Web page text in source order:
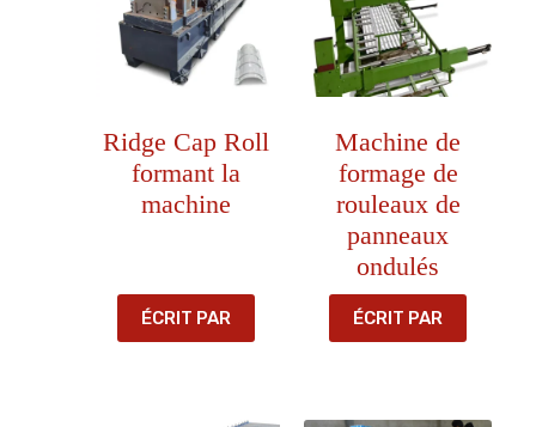
Ridge Cap Roll
formant la
machine
ÉCRIT PAR
Machine de
formage de
rouleaux de
panneaux
ondulés
ÉCRIT PAR